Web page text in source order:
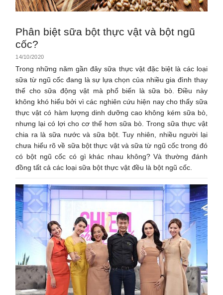
Phân biệt sữa bột thực vật và bột ngũ
cốc?
14/10/2020
Trong những năm gần đây sữa thực vật đặc biệt là các loại
sữa từ ngũ cốc đang là sự lựa chọn của nhiều gia đình thay
thế cho sữa động vật mà phổ biến là sữa bò. Điều này
không khó hiểu bởi vì các nghiên cứu hiện nay cho thấy sữa
thực vật có hàm lượng dinh dưỡng cao không kém sữa bò,
nhưng lại có lợi cho cơ thể hơn sữa bò. Trong sữa thực vật
chia ra là sữa nước và sữa bột. Tuy nhiên, nhiều người lại
chưa hiểu rõ về sữa bột thực vật và sữa từ ngũ cốc trong đó
có bột ngũ cốc có gì khác nhau không? Và thường đánh
đồng tất cả các loại sữa bột thực vật đều là bột ngũ cốc.